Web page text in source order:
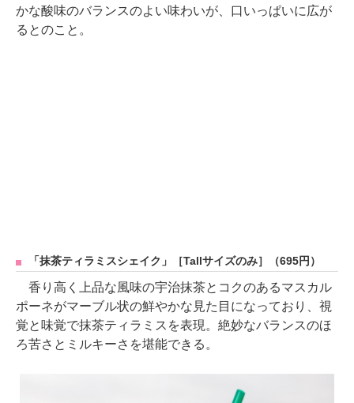
かな酸味のバランスのよい味わいが、口いっぱいに広が
るとのこと。
「抹茶ティラミスシェイク」［Tallサイズのみ］（695円）
香り高く上品な風味の宇治抹茶とコクのあるマスカル
ポーネがマーブル状の鮮やかな見た目になっており、視
覚と味覚で抹茶ティラミスを表現。絶妙なバランスのほ
ろ苦さとミルキーさを堪能できる。